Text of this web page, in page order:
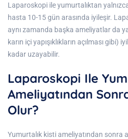
Laparoskopi ile yumurtalıktan
hasta 10-15 gün arasında iyileşir.
aynı zamanda başka ameliyatlar da
karın içi yapışıklıkların açılması gibi)
kadar uzayabilir.
Laparoskopi Ile
Ameliyatından
Olur?
Yumurtalık kisti ameliyatından sonra